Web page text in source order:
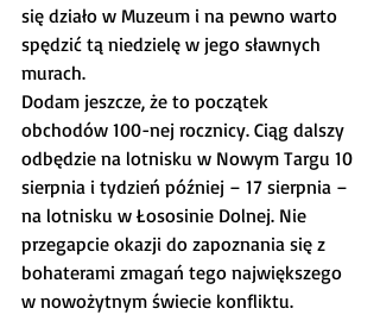
się działo w Muzeum i na pewno warto
spędzić tą niedzielę w jego sławnych
murach.
Dodam jeszcze, że to początek
obchodów 100-nej rocznicy. Ciąg dalszy
odbędzie na lotnisku w Nowym Targu 10
sierpnia i tydzień później – 17 sierpnia –
na lotnisku w Łososinie Dolnej. Nie
przegapcie okazji do zapoznania się z
bohaterami zmagań tego największego
w nowożytnym świecie konfliktu.